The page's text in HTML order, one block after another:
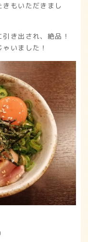
もいただきまし
き出され、絶品！
いました！